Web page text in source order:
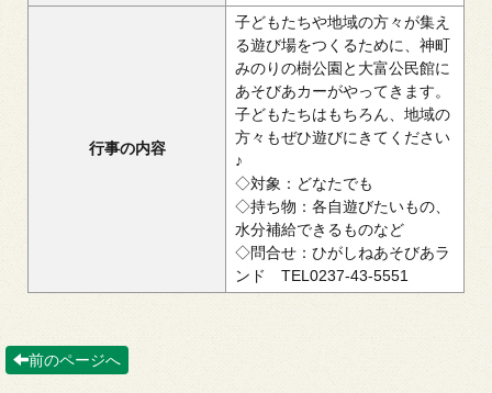
行事の内容
子どもたちや地域の方々が集え
る遊び場をつくるために、神町
みのりの樹公園と大富公民館に
あそびあカーがやってきます。
子どもたちはもちろん、地域の
方々もぜひ遊びにきてください
♪
◇対象：どなたでも
◇持ち物：各自遊びたいもの、
水分補給できるものなど
◇問合せ：ひがしねあそびあラ
ンド TEL0237-43-5551
前のページへ